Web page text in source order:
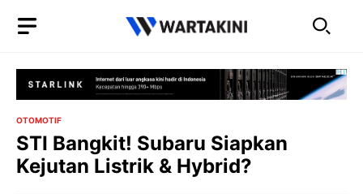
OTOMOTIF
STI Bangkit! Subaru Siapkan
Kejutan Listrik & Hybrid?